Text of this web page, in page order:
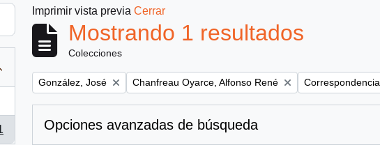
Imprimir vista previa Cerrar
Mostrando 1 resultados
Colecciones
Remove filter:
González, José Remove filter:
Chanfreau Oyarce, Alfonso René Remove filter:
Correspondencia
Opciones avanzadas de búsqueda